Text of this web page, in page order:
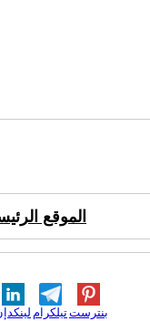
الموقع
تيلكرامبنترست